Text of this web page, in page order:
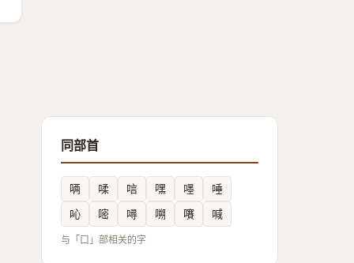
同部首
唡 㖻 唁 嘿 嚜
唾
吣
嘧 噚 嗍 㘔 喊
与「口」部相关的字